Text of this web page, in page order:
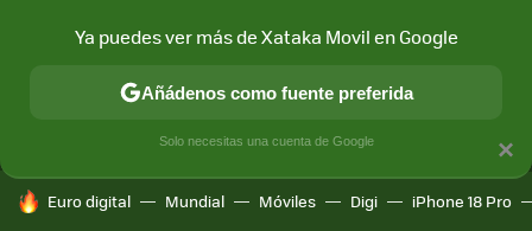
MÓVIL Y SOCIEDAD APLICACIONES
HOY SE HABLA DE
Euro digital Mundial Móviles Digi iPhone 18 Pro
×
Ya puedes ver más de Xataka Movil en Google
Añádenos como fuente preferida
Solo necesitas una cuenta de Google